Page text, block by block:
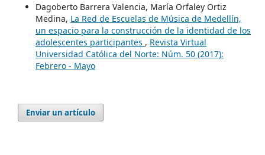
Dagoberto Barrera Valencia, María Orfaley Ortiz
Medina, La Red de Escuelas de Música de Medellín,
un espacio para la construcción de la identidad de los
adolescentes participantes , Revista Virtual
Universidad Católica del Norte: Núm. 50 (2017):
Febrero - Mayo
Enviar un artículo